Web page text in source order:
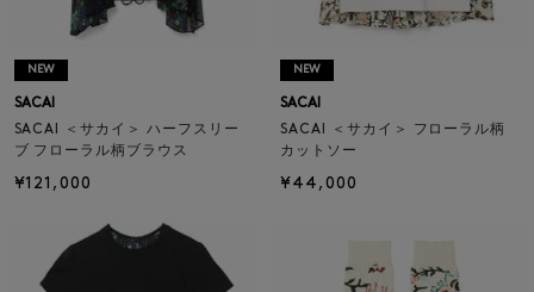
NEW
SACAI
SACAI ＜サカイ＞ ハーフスリー
ブ フローラル柄ブラウス
¥121,000
NEW
SACAI
SACAI ＜サカイ＞ フローラル柄
カットソー
¥44,000